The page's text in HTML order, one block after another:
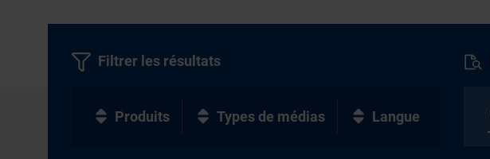
Filtrer les résultats
Produits Types de médias Langue